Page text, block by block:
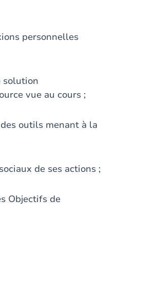
personnelles
solution
vue au cours ;
outils menant à la
de ses actions ;
Objectifs de